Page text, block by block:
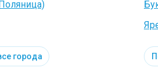
города